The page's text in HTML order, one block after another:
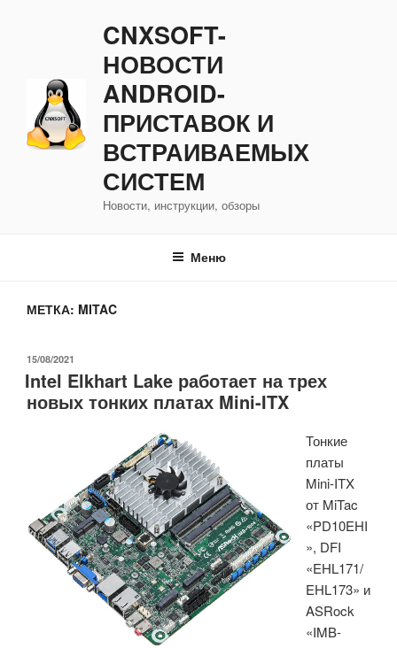
CNXSOFT-
НОВОСТИ
ANDROID-
ПРИСТАВОК И
ВСТРАИВАЕМЫХ
СИСТЕМ
Новости, инструкции, обзоры
Меню
МЕТКА: MITAC
ОПУБЛИКОВАНО
15/08/2021
Intel Elkhart Lake работает на трех
новых тонких платах Mini-ITX
Тонкие
платы
Mini-ITX
от MiTac
«PD10EHI
», DFI
«EHL171/
EHL173» и
ASRock
«IMB-